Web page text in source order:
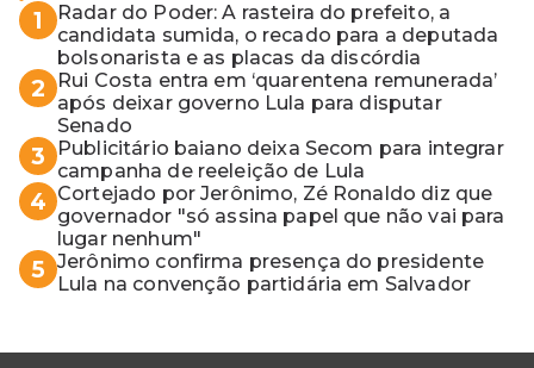
1
Radar do Poder: A rasteira do prefeito, a
candidata sumida, o recado para a deputada
bolsonarista e as placas da discórdia
2
Rui Costa entra em ‘quarentena remunerada’
após deixar governo Lula para disputar
Senado
3
Publicitário baiano deixa Secom para integrar
campanha de reeleição de Lula
4 Cortejado por Jerônimo, Zé Ronaldo diz que
governador "só assina papel que não vai para
lugar nenhum"
5 Jerônimo confirma presença do presidente
Lula na convenção partidária em Salvador